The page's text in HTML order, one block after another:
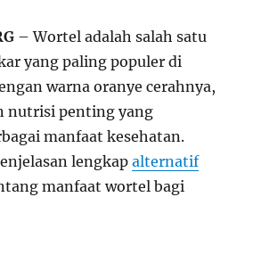
– Wortel adalah salah satu
yang paling populer di
warna oranye cerahnya,
nutrisi penting yang
manfaat kesehatan.
lengkapalternatif
manfaat wortel bagi